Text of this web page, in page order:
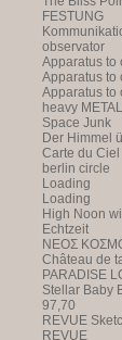
FESTUNG
observator
Apparatus to
Apparatus to
Apparatus to
heavy
Space Junk
Der Himmel
Carte du Ciel
berlin circle
Loading
Loading
High Noon
Echtzeit
NEOΣ
Château de
PARADISE
Stellar Baby
97,70
REVUE
REVUE